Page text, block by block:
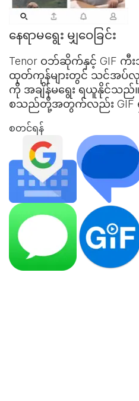
နေရာမရွေး မျှဝေခြင်း
Tenor ဝဘ်ဆိုက်နှင့် GIF ကီ
ထုတ်ကုန်များတွင် သင်အပ်လုဒ်
ကို အချိန်မရွေး ရယူနိုင်သည်။
စသည်တို့အတွက်လည်း GIF ရှ
စတင်ရန်